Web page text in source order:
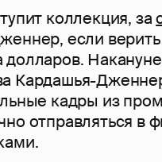
коллекция, за
если
Кардашья-
кадры из
отправляться в